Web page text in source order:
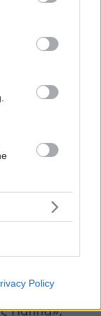
party tags to
below Google
Policy
την
τους
στους
ότι
που
Παππά»,